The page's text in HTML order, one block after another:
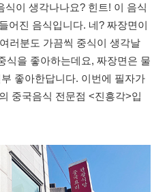
식이 생각나나요? 힌트! 이 음식
어진 음식입니다. 네? 짜장면이
러분도 가끔씩 중식이 생각날
식을 좋아하는데요, 짜장면은 물
좋아한답니다. 이번에 필자가
중국음식 전문점 <진흥각>입